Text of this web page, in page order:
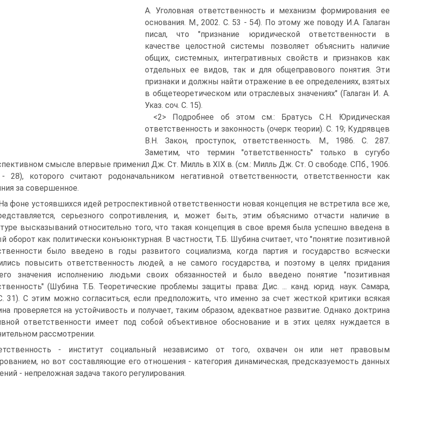
А. Уголовная ответственность и механизм формирования ее
основания. М., 2002. С. 53 - 54). По этому же поводу И.А. Галаган
писал, что "признание юридической ответственности в
качестве целостной системы позволяет объяснить наличие
общих, системных, интегративных свойств и признаков как
отдельных ее видов, так и для общеправового понятия. Эти
признаки и должны найти отражение в ее определениях, взятых
в общетеоретическом или отраслевых значениях" (Галаган И. А.
Указ. соч. С. 15).
<2> Подробнее об этом см.: Братусь С.Н. Юридическая
ответственность и законность (очерк теории). С. 19; Кудрявцев
В.Н. Закон, проступок, ответственность. М., 1986. С. 287.
Заметим, что термин "ответственность" только в сугубо
смысле впервые применил Дж. Ст. Милль в XIX в. (см.: Милль Дж. Ст. О свободе. СПб., 1906.
которого считают родоначальником негативной ответственности, ответственности как
за совершенное.
фоне устоявшихся идей ретроспективной ответственности новая концепция не встретила все же,
серьезного сопротивления, и, может быть, этим объяснимо отчасти наличие в
высказываний относительно того, что такая концепция в свое время была успешно введена в
оборот как политически конъюнктурная. В частности, Т.Б. Шубина считает, что "понятие позитивной
было введено в годы развитого социализма, когда партия и государство всячески
повысить ответственность людей, а не самого государства, и поэтому в целях придания
значения исполнению людьми своих обязанностей и было введено понятие "позитивная
(Шубина Т.Б. Теоретические проблемы защиты права: Дис. ... канд. юрид. наук. Самара,
31). С этим можно согласиться, если предположить, что именно за счет жесткой критики всякая
проверяется на устойчивость и получает, таким образом, адекватное развитие. Однако доктрина
ответственности имеет под собой объективное обоснование и в этих целях нуждается в
рассмотрении.
- институт социальный независимо от того, охвачен он или нет правовым
но вот составляющие его отношения - категория динамическая, предсказуемость данных
- непреложная задача такого регулирования.